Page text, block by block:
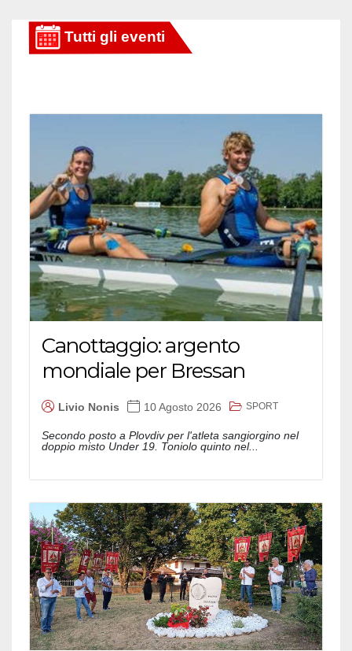
articoli
Canottaggio: argento
mondiale per Bressan
Livio Nonis 10 Agosto 2026 SPORT
Secondo posto a Plovdiv per l'atleta sangiorgino nel
doppio misto Under 19. Toniolo quinto nel...